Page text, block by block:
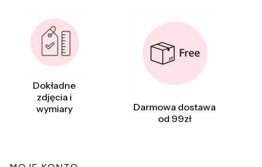
Dokładne
zdjęcia i
wymiary
Darmowa dostawa
od 99zł